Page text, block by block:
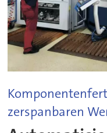
zerspanbaren